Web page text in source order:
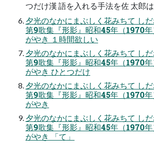
つだけ漢 語を入れる手法を佐 太郎
夕光のなかにまぶしく花みちて し
第9歌集『形影』昭和45年（1970
がやき １時間欲しい
夕光のなかにまぶしく花みちて し
第9歌集『形影』昭和45年（1970
がやき ひとつだけ
夕光のなかにまぶしく花みちて し
第9歌集『形影』昭和45年（1970
がやき
夕光のなかにまぶしく花みちて し
第9歌集『形影』昭和45年（1970
がやき 「て」